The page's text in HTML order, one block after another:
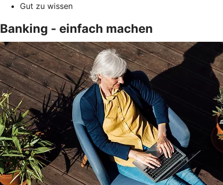
Gut zu wissen
Banking - einfach machen